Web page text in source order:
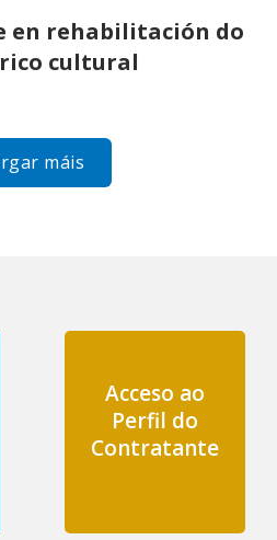
en rehabilitación do
cultural
máis
Acceso ao
Perfil do
Contratante